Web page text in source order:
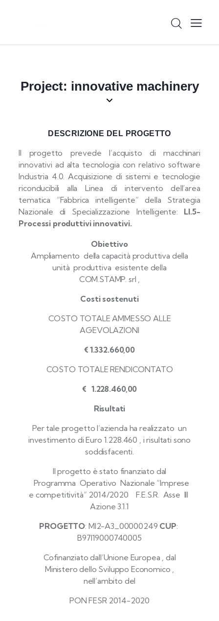
Project: innovative machinery
DESCRIZIONE DEL PROGETTO
Il progetto prevede l’acquisto di macchinari
innovativi ad alta tecnologia con relativo software
Industria 4.0. Acquisizione di sistemi e tecnologie
riconducibili alla Linea di intervento dell’area
tematica “Fabbrica intelligente” della Strategia
Nazionale di Specializzazione Intelligente: LI.5-
Processi produttivi innovativi.
Obiettivo
Ampliamento della capacità produttiva della
unità produttiva esistente della
COM.STAMP. srl ,
Costi sostenuti
COSTO TOTALE AMMESSO ALLE
AGEVOLAZIONI
€ 1.332.660,00
COSTO TOTALE RENDICONTATO
€ 1.228.460,00
Risultati
Per tale progetto l’azienda ha realizzato un
investimento di Euro 1.228.460 , i risultati sono
soddisfacenti.
Il progetto è stato finanziato dal
Programma Operativo Nazionale “Imprese
e competitività” 2014/2020 F.E.S.R. Asse III
Azione 3.1.1
PROGETTO: MI2-A3_00000249 CUP:
B97I19000740005
Cofinanziato dall’Unione Europea , dal
Ministero dello Sviluppo Economico ,
nell’ambito del
PON FESR 2014-2020